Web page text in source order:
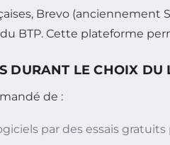
Brevo
du BTP. Cette plateforme
DURANT LE CHOIX DU
de :
par des essais